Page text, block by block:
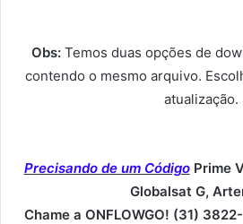
Obs: Temos duas opções de
contendo o mesmo arquivo.
atualização.
Precisando de um Código Prime
Globalsat G,
Chame a ONFLOWGO! (31)